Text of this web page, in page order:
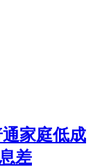
家庭低成
差